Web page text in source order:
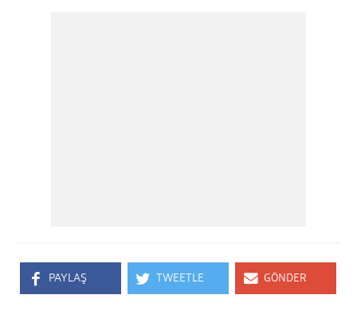
PAYLAŞ TWEETLE GÖNDER